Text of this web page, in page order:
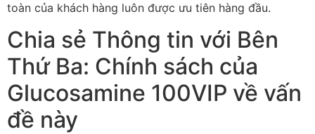
toàn của khách hàng luôn được ưu tiên hàng đầu.
Chia sẻ Thông tin với Bên
Thứ Ba: Chính sách của
Glucosamine 100VIP về vấn
đề này